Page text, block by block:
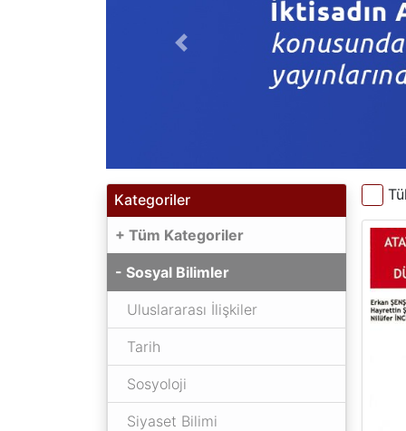
Önceki
Kategoriler
+ Tüm Kategoriler
- Sosyal Bilimler
Uluslararası İlişkiler
Tarih
Sosyoloji
Siyaset Bilimi